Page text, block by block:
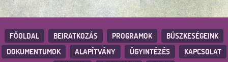
FŐOLDAL BEIRATKOZÁS PROGRAMOK
BÜSZKESÉGEINK
DOKUMENTUMOK
ALAPÍTVÁNY ÜGYINTÉZÉS
KAPCSOLAT